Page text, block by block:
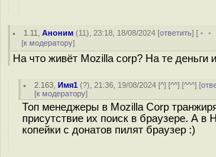
1.11 ,Аноним (11), 23:18, 18/08/2024 [ответить] [
[к модератору]
На что живёт Mozilla corp? На те деньги
2.163 ,Имя1 (?), 21:36, 19/08/2024 [^] [^^] [^^^] [
[к модератору]
Топ менеджеры в Mozilla Corp
присутствие их поиск в браузере. А в
копейки с донатов пилят браузер :)